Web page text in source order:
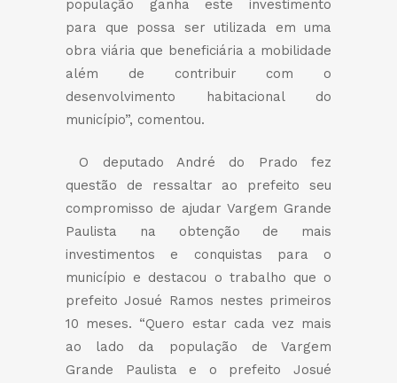
população ganha este investimento
para que possa ser utilizada em uma
obra viária que beneficiária a mobilidade
além de contribuir com o
desenvolvimento habitacional do
município”, comentou.
O deputado André do Prado fez
questão de ressaltar ao prefeito seu
compromisso de ajudar Vargem Grande
Paulista na obtenção de mais
investimentos e conquistas para o
município e destacou o trabalho que o
prefeito Josué Ramos nestes primeiros
10 meses. “Quero estar cada vez mais
ao lado da população de Vargem
Grande Paulista e o prefeito Josué